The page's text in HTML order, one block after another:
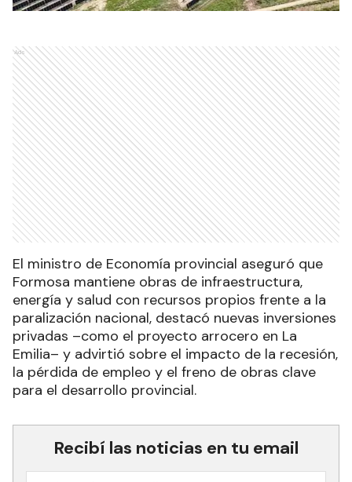
Ads
El ministro de Economía provincial aseguró que
Formosa mantiene obras de infraestructura,
energía y salud con recursos propios frente a la
paralización nacional, destacó nuevas inversiones
privadas –como el proyecto arrocero en La
Emilia– y advirtió sobre el impacto de la recesión,
la pérdida de empleo y el freno de obras clave
para el desarrollo provincial.
Recibí las noticias en tu email